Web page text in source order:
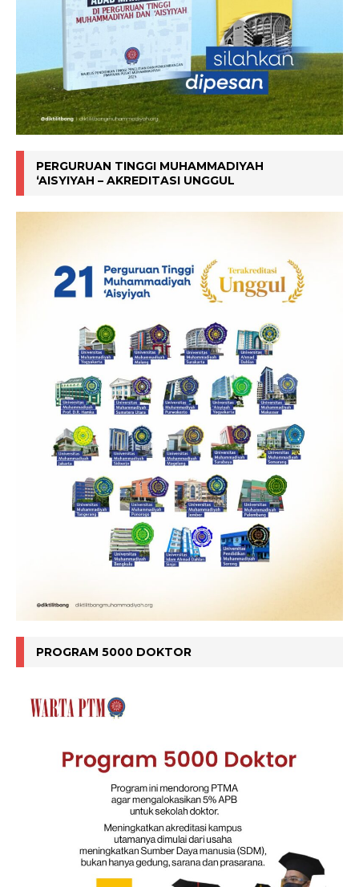
PERGURUAN TINGGI MUHAMMADIYAH
‘AISYIYAH – AKREDITASI UNGGUL
PROGRAM 5000 DOKTOR